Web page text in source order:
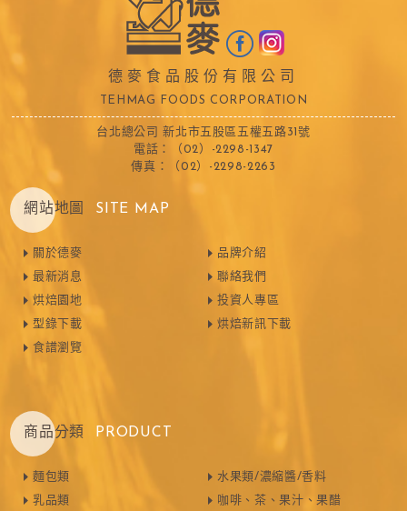
德麥食品股份有限公司
TEHMAG FOODS CORPORATION
台北總公司 新北市五股區五權五路31號
電話：（02）-2298-1347
傳真：（02）-2298-2263
網站地圖 SITE MAP
關於德麥
最新消息
烘焙園地
型錄下載
食譜瀏覽
品牌介紹
聯絡我們
投資人專區
烘焙新訊下載
商品分類 PRODUCT
麵包類
乳品類
水果類/濃縮醬/香料
咖啡、茶、果汁、果醋